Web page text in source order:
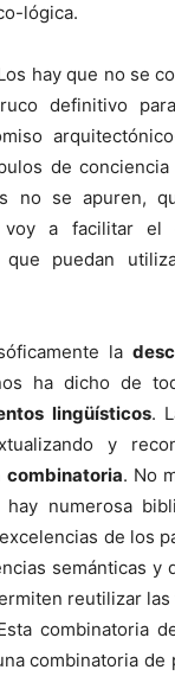
lógica.
hay que no se
definitivo
de
no se apuren,
voy a facilitar el
que puedan
la
ha dicho de
lingüísticos.
y
combinatoria. No
numerosa
de los
semánticas y
reutilizar
combinatoria
combinatoria de